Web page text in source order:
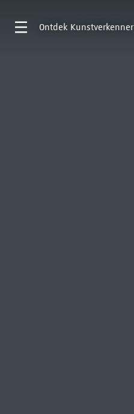
Ontdek Kunstverkenner